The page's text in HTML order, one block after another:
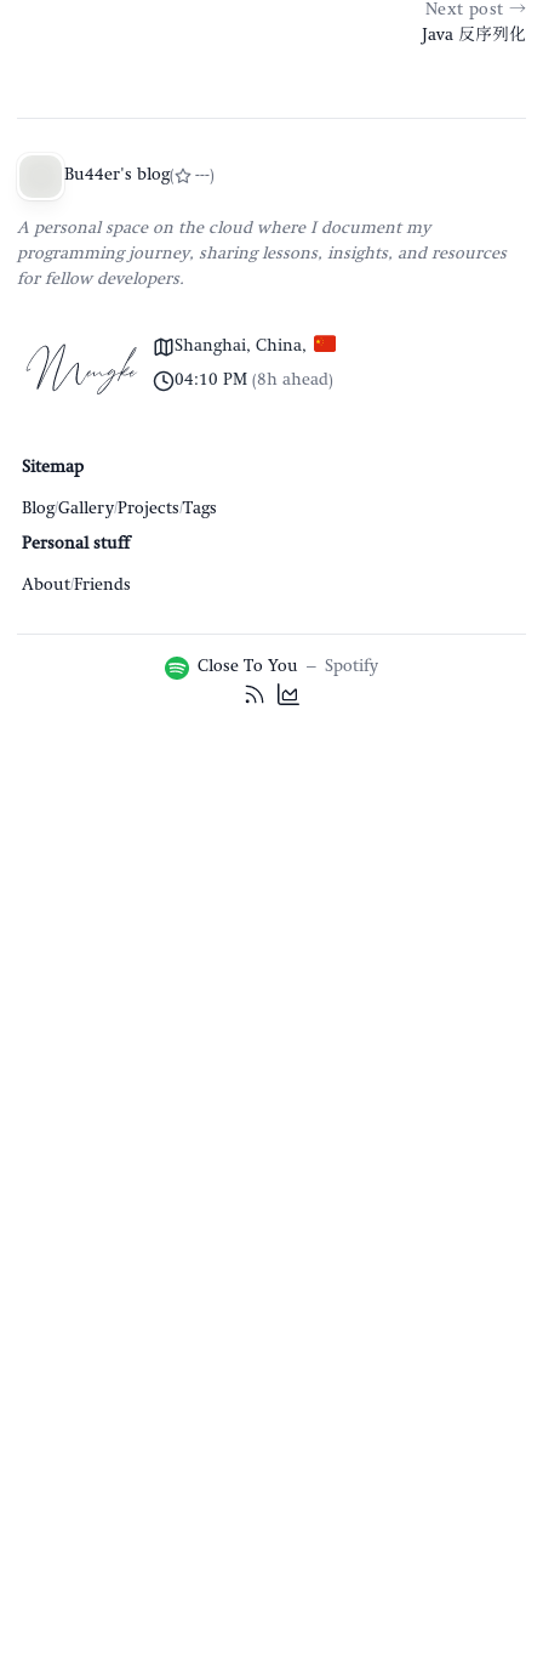
Next post →
Java 反序列化
Bu44er's blog( ---)
A personal space on the cloud where I document my
programming journey, sharing lessons, insights, and resources
for fellow developers.
Shanghai, China,
04:10 PM (8h ahead)
Sitemap
Blog/Gallery/Projects/Tags
Personal stuff
About/Friends
Close To You – Spotify